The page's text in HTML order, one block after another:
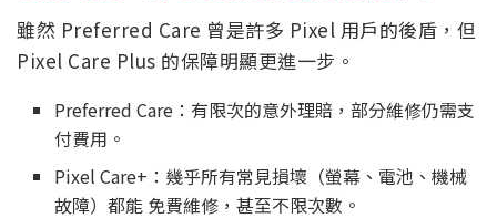
雖然 Preferred Care 曾是許多 Pixel 用戶的後盾，但
Pixel Care Plus 的保障明顯更進一步。
Preferred Care：有限次的意外理賠，部分維修仍需支
付費用。
Pixel Care+：幾乎所有常見損壞（螢幕、電池、機械
故障）都能 免費維修，甚至不限次數。